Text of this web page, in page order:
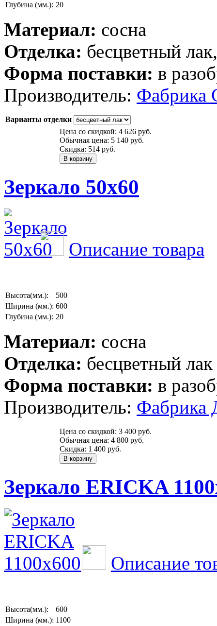
Глубина (мм.): 20
Материал: сосна
Отделка: бесцветный
Форма поставки: в
Производитель: Фабрика
Варианты отделки
Цена со скидкой: 4 626 руб.
Обычная цена: 5 140 руб.
Скидка: 514 руб.
Зеркало 50х60
Описание товара
Высота(мм.):
500
Ширина (мм.): 600
Глубина (мм.): 20
Материал: сосна
Отделка: бесцветный лак
Форма поставки: в
Производитель: Фабрика
Цена со скидкой: 3 400 руб.
Обычная цена: 4 800 руб.
Скидка: 1 400 руб.
Зеркало ERICKA
Описание
Высота(мм.):
600
Ширина (мм.): 1100